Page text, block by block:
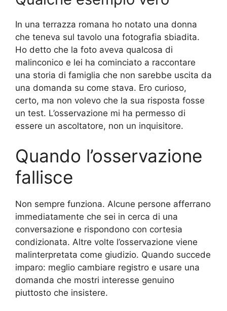
In una terrazza romana ho notato una donna
che teneva sul tavolo una fotografia sbiadita.
Ho detto che la foto aveva qualcosa di
malinconico e lei ha cominciato a raccontare
una storia di famiglia che non sarebbe uscita da
una domanda su come stava. Ero curioso,
certo, ma non volevo che la sua risposta fosse
un test. L’osservazione mi ha permesso di
essere un ascoltatore, non un inquisitore.
Quando l’osservazione
fallisce
Non sempre funziona. Alcune persone afferrano
immediatamente che sei in cerca di una
conversazione e rispondono con cortesia
condizionata. Altre volte l’osservazione viene
malinterpretata come giudizio. Quando succede
imparo: meglio cambiare registro e usare una
domanda che mostri interesse genuino
piuttosto che insistere.